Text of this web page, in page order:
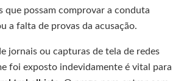
que possam comprovar a conduta
a falta de provas da acusação.
jornais ou capturas de tela de redes
foi exposto indevidamente é vital para